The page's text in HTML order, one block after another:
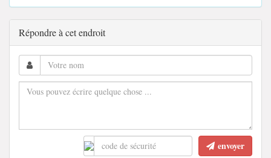
Répondre à cet endroit
envoyer